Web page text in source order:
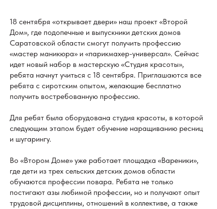
18 сентября «открывает двери» наш проект «Второй
Дом», где подопечные и выпускники детских домов
Саратовской области смогут получить профессию
«мастер маникюра» и «парикмахер-универсал». Сейчас
идет новый набор в мастерскую «Студия красоты»,
ребята начнут учиться с 18 сентября. Приглашаются все
ребята с сиротским опытом, желающие бесплатно
получить востребованную профессию.
Для ребят была оборудована студия красоты, в которой
следующим этапом будет обучение наращиванию ресниц
и шугарингу.
Во «Втором Доме» уже работает площадка «Вареники»,
где дети из трех сельских детских домов области
обучаются профессии повара. Ребята не только
постигают азы любимой профессии, но и получают опыт
трудовой дисциплины, отношений в коллективе, а также